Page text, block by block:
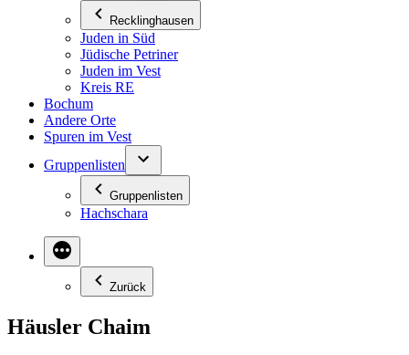
Recklinghausen
Juden in Süd
Jüdische Petriner
Juden im Vest
Kreis RE
Bochum
Andere Orte
Spuren im Vest
Gruppenlisten
Gruppenlisten
Hachschara
Zurück
Häusler Chaim